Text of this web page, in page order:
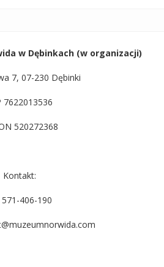
w Dębinkach (w organizacji)
7, 07-230 Dębinki
7622013536
520272368
Kontakt:
406-190